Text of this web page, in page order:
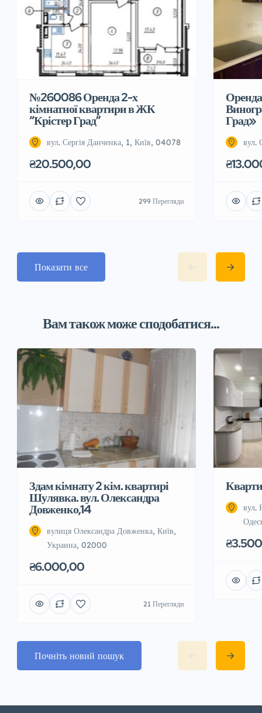
№260086 Оренда 2-х
кімнатної квартири в ЖК
“Крістер Град”
вул. Сергія Данченка, 1, Київ, 04078
₴20.500,00
299 Перегляди
Град»
вул.
Показати все
Вам також може сподобатися...
Здам кімнату 2 кім. квартирі
Шулявка. вул. Олександра
Довженко,14
вулиця Олександра Довженка, Київ,
Украина, 02000
₴6.000,00
21 Перегляди
вул.
Почніть новий пошук